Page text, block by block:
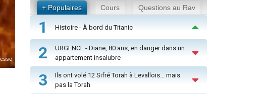
+ Populaires Cours Questions au Rav
1 Histoire - À bord du Titanic
2
URGENCE - Diane, 80 ans, en danger dans un
appartement insalubre
3
Ils ont volé 12 Sifré Torah à Levallois… mais
pas la Torah